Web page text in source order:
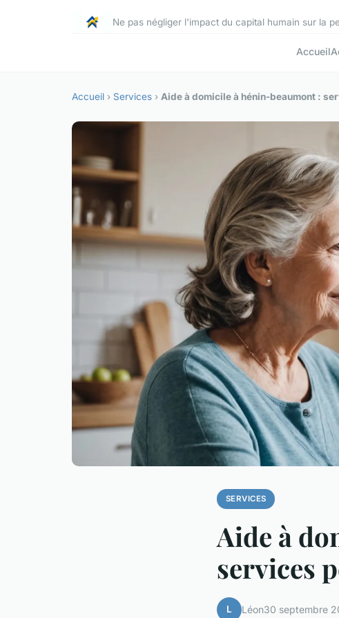
Ne pas négliger l'impact du capital humain sur la
Accueil
Accueil › Services › Aide à domicile à hénin-beaumont :
SERVICES
Aide à
services
L Léon30 septembre